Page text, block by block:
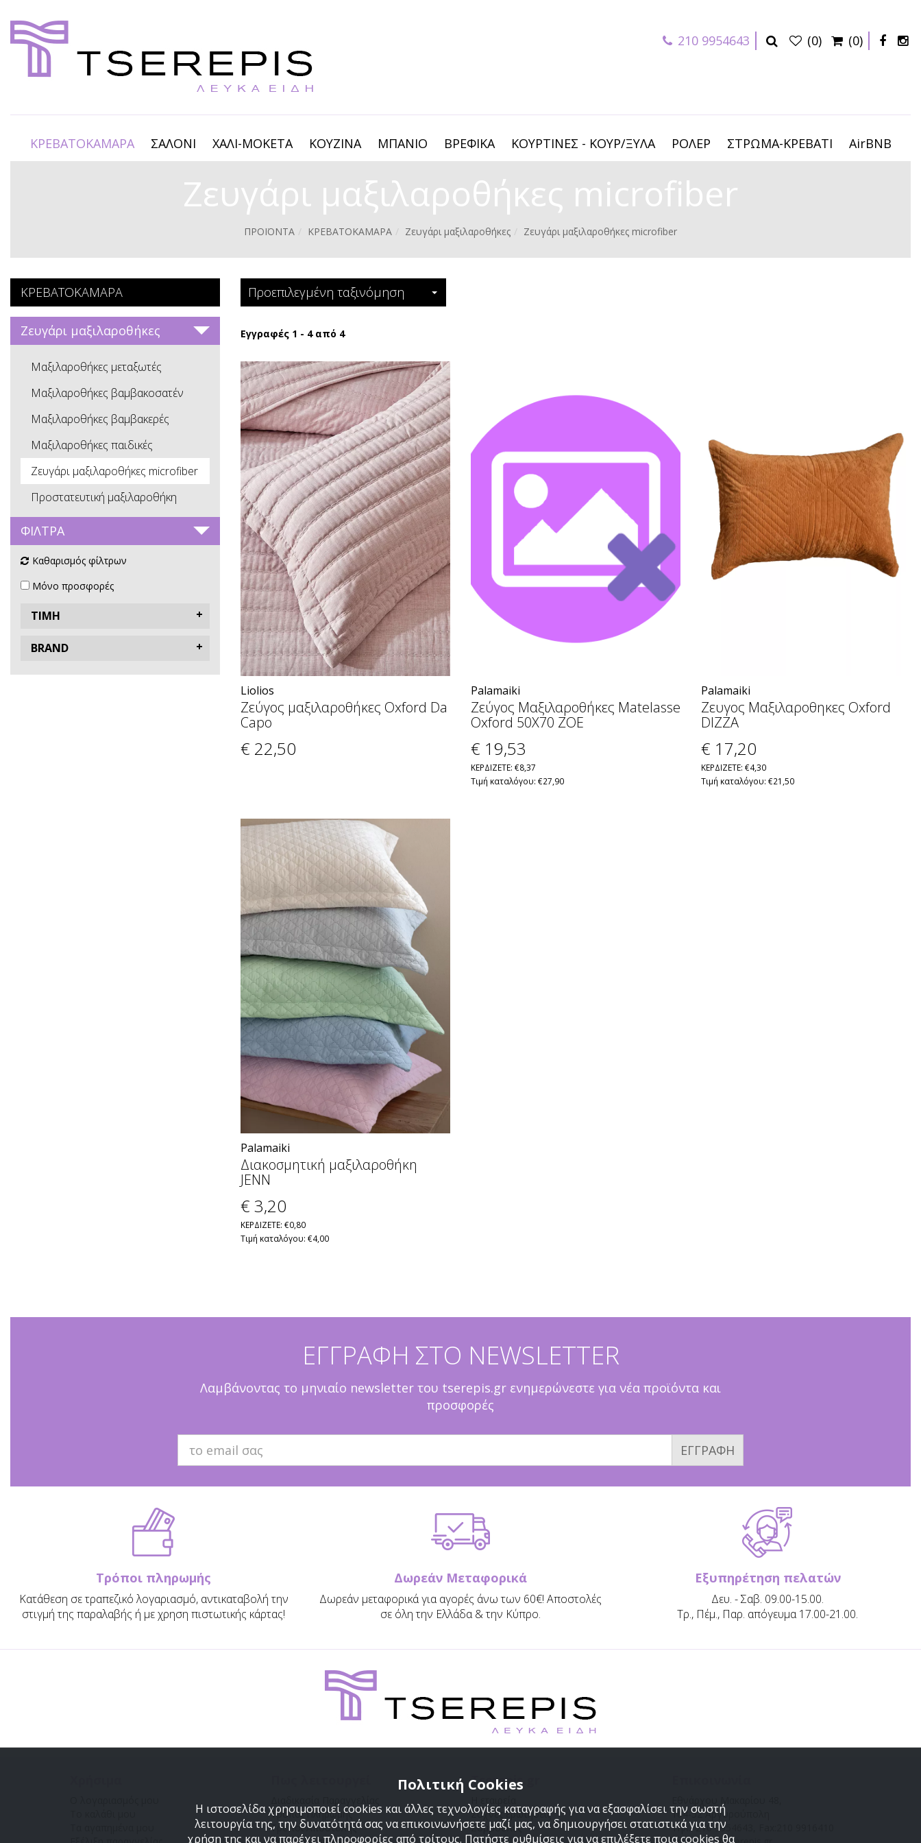
210 9954643 (0) (0)
ΚΡΕΒΑΤΟΚΑΜΑΡΑ ΣΑΛΟΝΙ ΧΑΛΙ-ΜΟΚΕΤΑ ΚΟΥΖΙΝΑ ΜΠΑΝΙΟ ΒΡΕΦΙΚΑ ΚΟΥΡΤΙΝΕΣ - ΚΟΥΡ/ΞΥΛΑ ΡΟΛΕΡ ΣΤΡΩΜΑ-ΚΡΕΒΑΤΙ AirBNB
Ζευγάρι μαξιλαροθήκες microfiber
ΠΡΟΪΟΝΤΑ ΚΡΕΒΑΤΟΚΑΜΑΡΑ Ζευγάρι μαξιλαροθήκες Ζευγάρι μαξιλαροθήκες microfiber
ΚΡΕΒΑΤΟΚΑΜΑΡΑ
Ζευγάρι μαξιλαροθήκες
Μαξιλαροθήκες μεταξωτές
Μαξιλαροθήκες βαμβακοσατέν
Μαξιλαροθήκες βαμβακερές
Μαξιλαροθήκες παιδικές
Ζευγάρι μαξιλαροθήκες microfiber
Προστατευτική μαξιλαροθήκη
ΦΙΛΤΡΑ
Καθαρισμός φίλτρων
Μόνο προσφορές
ΤΙΜΗ
BRAND
Προεπιλεγμένη ταξινόμηση
Εγγραφές 1 - 4 από 4
Liolios
Ζεύγος μαξιλαροθήκες Oxford Da
Capo
€ 22,50
Palamaiki
Ζεύγος Μαξιλαροθήκες Matelasse
Oxford 50X70 ZOE
€ 19,53
ΚΕΡΔΙΖΕΤΕ: €8,37
Τιμή καταλόγου: €27,90
Palamaiki
Ζευγος Μαξιλαροθηκες Oxford
DIZZA
€ 17,20
ΚΕΡΔΙΖΕΤΕ: €4,30
Τιμή καταλόγου: €21,50
Palamaiki
Διακοσμητική μαξιλαροθήκη
JENN
€ 3,20
ΚΕΡΔΙΖΕΤΕ: €0,80
Τιμή καταλόγου: €4,00
ΕΓΓΡΑΦΗ ΣΤΟ NEWSLETTER
Λαμβάνοντας το μηνιαίο newsletter του tserepis.gr ενημερώνεστε για νέα προϊόντα και
προσφορές
ΕΓΓΡΑΦΗ
Τρόποι πληρωμής
Κατάθεση σε τραπεζικό λογαριασμό, αντικαταβολή την
στιγμή της παραλαβής ή με χρηση πιστωτικής κάρτας!
Δωρεάν Μεταφορικά
Δωρεάν μεταφορικά για αγορές άνω των 60€! Αποστολές
σε όλη την Ελλάδα & την Κύπρο.
Εξυπηρέτηση πελατών
Δευ. - Σαβ. 09.00-15.00.
Τρ., Πέμ., Παρ. απόγευμα 17.00-21.00.
Τρόποι Πληρωμής
Τρόποι Αποστολής
Tserepis.gr
Συχνές ερωτήσεις
Συμβουλές
164-52 Αργυρούπολη
Τηλ.: 210 9954643, Fax:210 9916410
Πολιτική Cookies
Η ιστοσελίδα χρησιμοποιεί cookies και άλλες τεχνολογίες καταγραφής για να εξασφαλίσει την σωστή
λειτουργία της, την δυνατότητά σας να επικοινωνήσετε μαζί μας, να δημιουργήσει στατιστικά για την
χρήση της και να παρέχει πληροφορίες από τρίτους. Πατήστε ρυθμίσεις για να επιλέξετε ποια cookies θα